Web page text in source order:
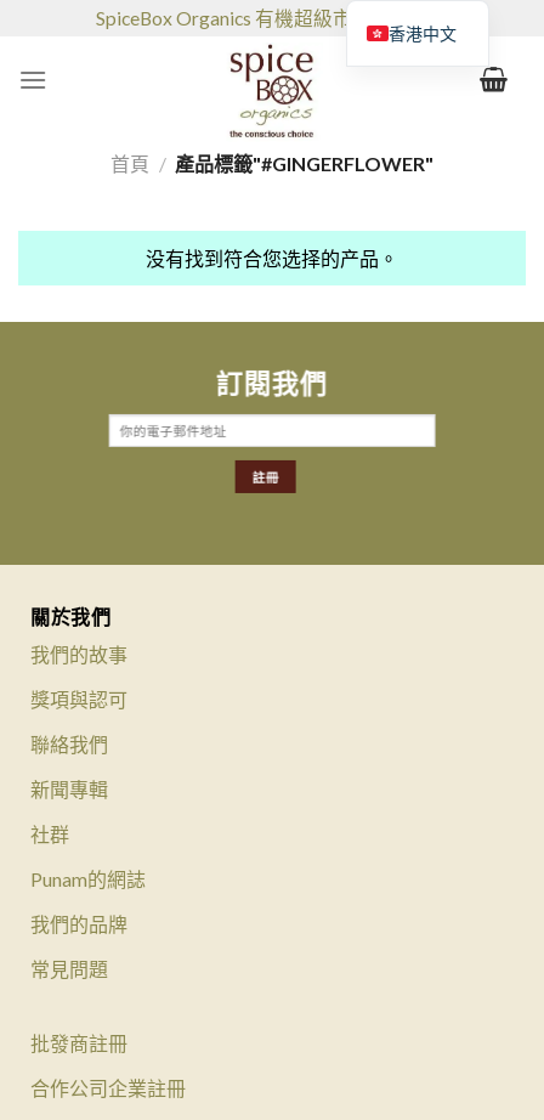
SpiceBox Organics 有機超級市場和咖啡館
首頁 / 產品標籤"#GINGERFLOWER"
没有找到符合您选择的产品。
訂閱我們
關於我們
我們的故事
獎項與認可
聯絡我們
新聞專輯
社群
Punam的網誌
我們的品牌
常見問題
批發商註冊
合作公司企業註冊
香港中文